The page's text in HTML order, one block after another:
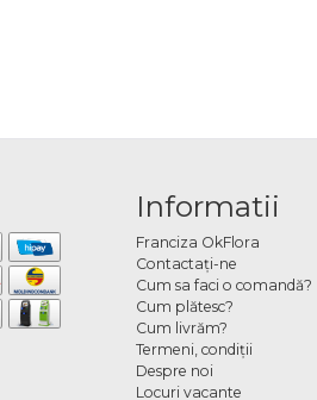
Informatii
Franciza OkFlora
Contactaţi-ne
Cum sa faci o comandă?
Cum plătesc?
Cum livrăm?
Termeni, condiţii
Despre noi
Locuri vacante